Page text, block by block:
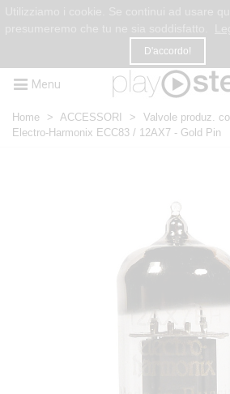
D'accordo!
Menu
Home > ACCESSORI > Valvole produz.
Electro-Harmonix ECC83 / 12AX7 - Gold Pin